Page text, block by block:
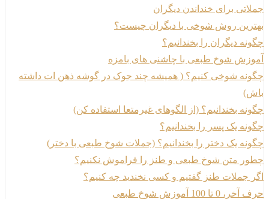
جملاتی برای خنداندن دیگران
بهترین روش شوخی با دیگران چیست؟
چگونه دیگران را بخندانیم؟
آموزش شوخ طبعی با چاشنی های بامزه
چگونه شوخی کنیم؟ ( همیشه چند جوک در گوشه ذهن ات داشته
باش)
چگونه بخندانیم؟ (از الگوهای غیرمتعا استفاده کن)
چگونه یک پسر را بخندانیم؟
چگونه یک دختر را بخندانیم؟ (جملات شوخ طبعی با دختر)
چطور متن شوخ طبعی و طنز را فراموش نکنیم؟
اگر جملات طنز گفتیم و کسی نخندید چه کنیم؟
حرف آخر، 0 تا 100 آموزش شوخ طبعی